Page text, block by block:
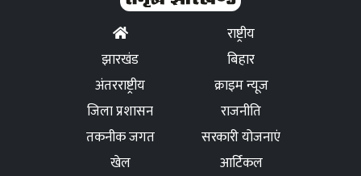
राष्ट्रीय
झारखंड
बिहार
अंतरराष्ट्रीय
क्राइम न्यूज
जिला प्रशासन
राजनीति
तकनीक जगत
सरकारी योजनाएं
खेल
आर्टिकल